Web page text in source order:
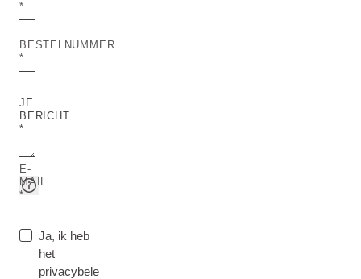
BESTELNUMMER
JE
BERICHT
*
E-
MAIL
Ja, ik heb
het
privacybele